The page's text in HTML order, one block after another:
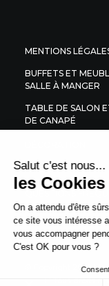
MENTIONS
BUFFETS ET
SALLE À MANGER
TABLE DE SALON
DE CANAPÉ
LITERIE
© Copyright 2022
Salut c'est nous...
les Cookies
On a attendu d'être
ce site vous intéresse
vous accompagner
C'est OK pour vous ?